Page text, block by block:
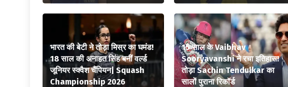
भारत की बेटी ने तोड़ा मिस्र का घमंड!
18 साल की अनाहत सिंह बनीं वर्ल्ड
जूनियर स्क्वैश चैंपियन| Squash
Championship 2026
15 साल के Vaibhav
Sooryavanshi ने रचा इतिहास!
तोड़ा Sachin Tendulkar का
सालों पुराना रिकॉर्ड